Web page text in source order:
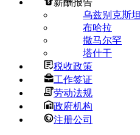
薪酬报告
乌兹别克斯坦
布哈拉
撒马尔罕
塔什干
税收政策
工作签证
劳动法规
政府机构
注册公司